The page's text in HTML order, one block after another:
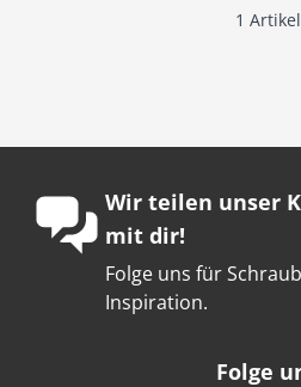
1 Artikel
Wir teilen unser
mit dir!
Folge uns für
Inspiration.
Folge